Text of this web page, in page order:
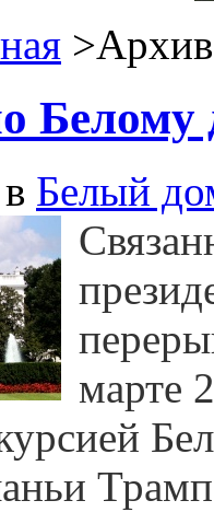
>Архив
Белому
Белый
марте